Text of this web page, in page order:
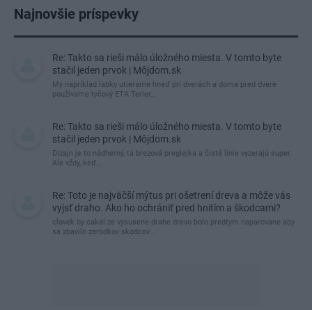
Najnovšie príspevky
Re: Takto sa rieši málo úložného miesta. V tomto byte
stačil jeden prvok | Môjdom.sk
My napríklad labky utierame hneď pri dverách a doma pred dvere
používame tyčový ETA Terier…
Re: Takto sa rieši málo úložného miesta. V tomto byte
stačil jeden prvok | Môjdom.sk
Dizajn je to nádherný, tá brezová preglejka a čisté línie vyzerajú super.
Ale vždy, keď…
Re: Toto je najväčší mýtus pri ošetrení dreva a môže vás
vyjsť draho. Ako ho ochrániť pred hnitím a škodcami?
clovek by cakal ze vysusene drahe drevo bolo predtym naparovane aby
sa zbavilo zarodkov skodcov...